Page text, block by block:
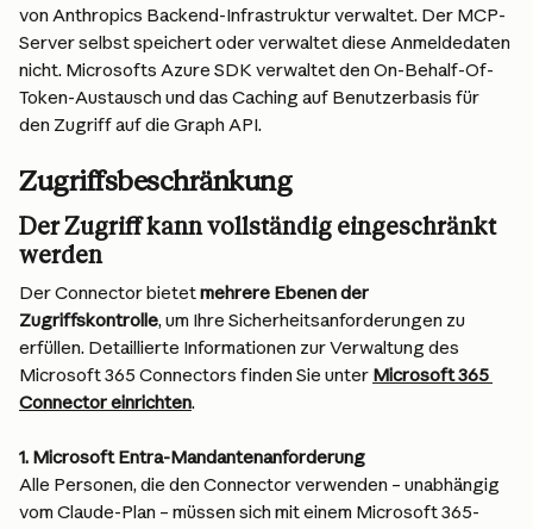
von Anthropics Backend-Infrastruktur verwaltet. Der MCP-
Server selbst speichert oder verwaltet diese Anmeldedaten
nicht. Microsofts Azure SDK verwaltet den On-Behalf-Of-
Token-Austausch und das Caching auf Benutzerbasis für
den Zugriff auf die Graph API.
Zugriffsbeschränkung
Der Zugriff kann vollständig eingeschränkt
werden
Der Connector bietet mehrere Ebenen der
Zugriffskontrolle, um Ihre Sicherheitsanforderungen zu
erfüllen. Detaillierte Informationen zur Verwaltung des
Microsoft 365 Connectors finden Sie unter Microsoft 365
Connector einrichten.
1. Microsoft Entra-Mandantenanforderung
Alle Personen, die den Connector verwenden – unabhängig
vom Claude-Plan – müssen sich mit einem Microsoft 365-